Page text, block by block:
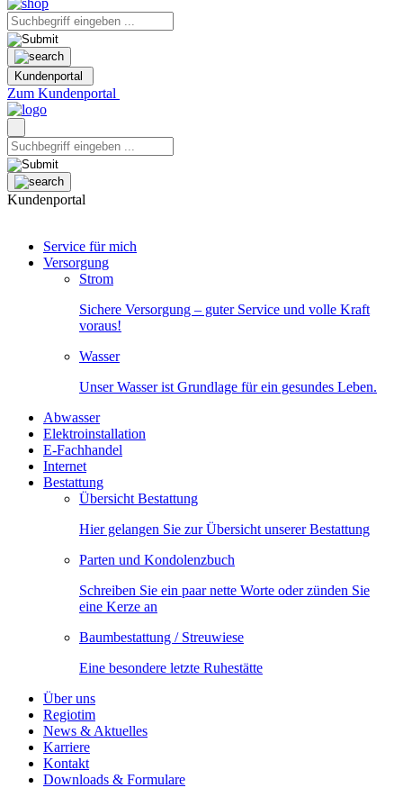
Kundenportal
Zum Kundenportal
Kundenportal
Service für mich
Versorgung
Strom
Sichere Versorgung – guter Service und volle Kraft
voraus!
Wasser
Unser Wasser ist Grundlage für ein gesundes Leben.
Abwasser
Elektroinstallation
E-Fachhandel
Internet
Bestattung
Übersicht Bestattung
Hier gelangen Sie zur Übersicht unserer Bestattung
Parten und Kondolenzbuch
Schreiben Sie ein paar nette Worte oder zünden Sie
eine Kerze an
Baumbestattung / Streuwiese
Eine besondere letzte Ruhestätte
Über uns
Regiotim
News & Aktuelles
Karriere
Kontakt
Downloads & Formulare